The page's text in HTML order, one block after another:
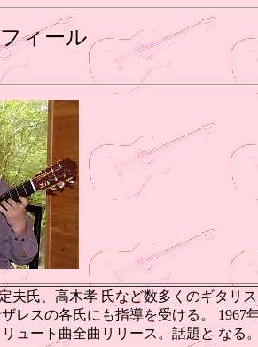
ィール
夫氏、高木孝 氏など数多くのギタリ
スの各氏にも指導を受ける。 1967
ュート曲全曲リリース。話題と なる